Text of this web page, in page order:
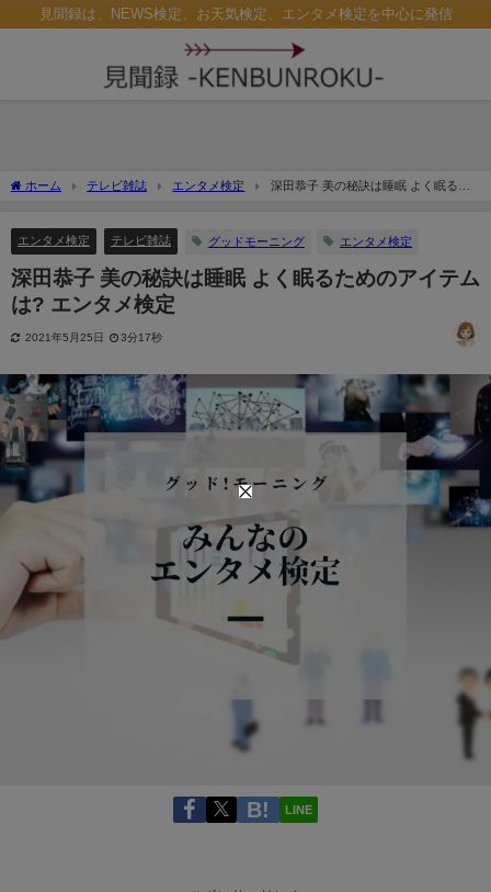
見聞録は、NEWS検定、お天気検定、エンタメ検定を中心に発信
ホーム テレビ雑誌 エンタメ検定
深田恭子 美の秘訣は睡眠 よく眠るた
エンタメ検定 テレビ雑誌 グッドモーニング エンタメ検定
深田恭子 美の秘訣は睡眠 よく眠るためのアイテム
は? エンタメ検定
2021年5月25日 3分17秒
LINE